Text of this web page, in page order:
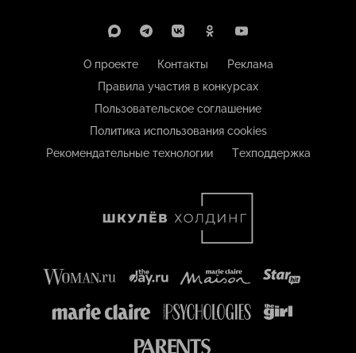
О проекте Контакты
Реклама
Правила участия в конкурсах
Пользовательское соглашение
Политика использования cookies
Рекомендательные технологии
Техподдержка